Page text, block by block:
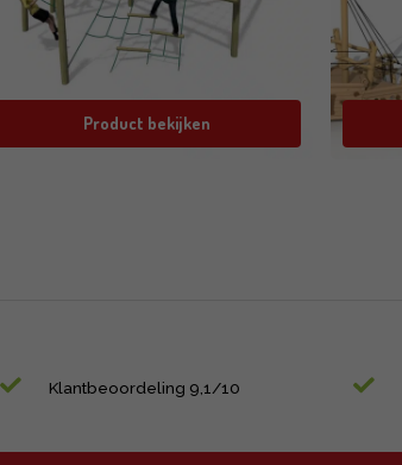
Product bekijken
Klantbeoordeling 9,1/10